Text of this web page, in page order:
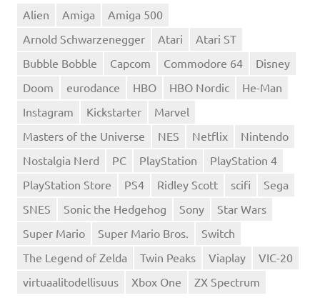
Alien Amiga
Amiga 500
Arnold Schwarzenegger
Atari
Atari ST
Bubble Bobble
Capcom Commodore 64
Disney
Doom
eurodance HBO HBO Nordic
He-Man
Instagram
Kickstarter
Marvel
Masters of the Universe
NES Netflix
Nintendo
Nostalgia Nerd
PC PlayStation
PlayStation 4
PlayStation Store
PS4 Ridley Scott scifi
Sega
SNES
Sonic the Hedgehog Sony
Star Wars
Super Mario
Super Mario Bros.
Switch
The Legend of Zelda
Twin Peaks Viaplay
VIC-20
virtuaalitodellisuus
Xbox One ZX Spectrum